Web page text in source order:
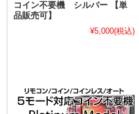
コイン不要機 シルバー 【単
品販売可】
¥5,000(税込)